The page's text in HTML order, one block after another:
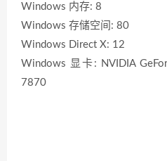
Windows 内存: 8
Windows 存储空间: 80
Windows Direct X: 12
Windows 显卡: NVIDIA
7870